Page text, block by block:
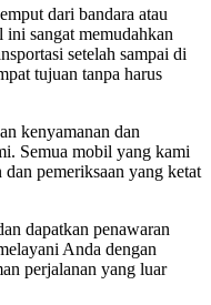
dari bandara atau
sangat memudahkan
setelah sampai di
tujuan tanpa harus
kenyamanan dan
Semua mobil yang kami
pemeriksaan yang ketat
dapatkan penawaran
Anda dengan
perjalanan yang luar